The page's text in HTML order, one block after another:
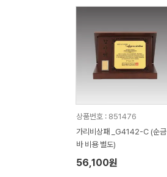
상품번호 : 851476
가리비상패 _G4142-C (순금
바 비용 별도)
56,100원